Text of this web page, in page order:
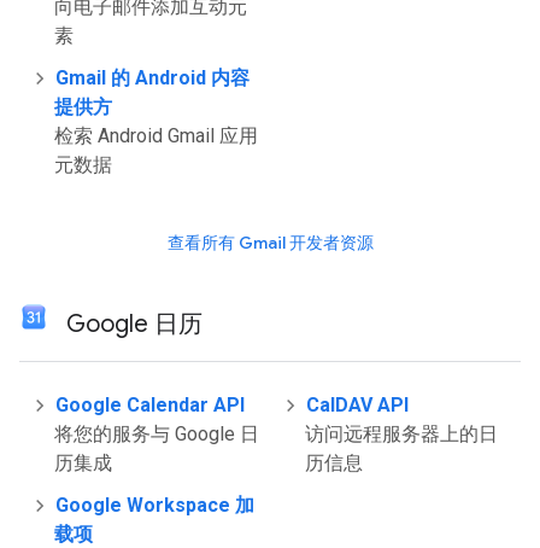
向电子邮件添加互动元
素
Gmail 的 Android 内容
提供方
检索 Android Gmail 应用
元数据
查看所有 Gmail 开发者资源
Google 日历
Google Calendar API
将您的服务与 Google 日
历集成
Google Workspace 加
载项
CalDAV API
访问远程服务器上的日
历信息